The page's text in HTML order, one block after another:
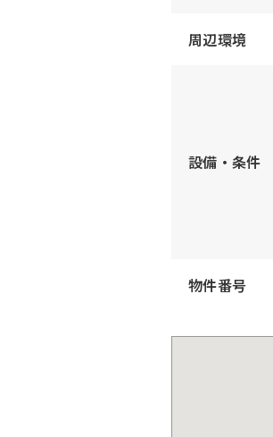
周辺環境
設備・条件
物件番号